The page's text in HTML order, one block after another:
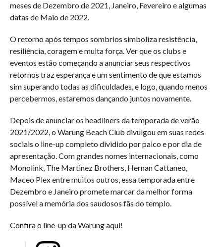
meses de Dezembro de 2021, Janeiro, Fevereiro e algumas
datas de Maio de 2022.
O retorno após tempos sombrios simboliza resistência,
resiliência, coragem e muita força. Ver que os clubs e
eventos estão começando a anunciar seus respectivos
retornos traz esperança e um sentimento de que estamos
sim superando todas as dificuldades, e logo, quando menos
percebermos, estaremos dançando juntos novamente.
Depois de anunciar os headliners da temporada de verão
2021/2022, o Warung Beach Club divulgou em suas redes
sociais o line-up completo dividido por palco e por dia de
apresentação. Com grandes nomes internacionais, como
Monolink, The Martinez Brothers, Hernan Cattaneo,
Maceo Plex entre muitos outros, essa temporada entre
Dezembro e Janeiro promete marcar da melhor forma
possível a memória dos saudosos fãs do templo.
Confira o line-up da Warung aqui!